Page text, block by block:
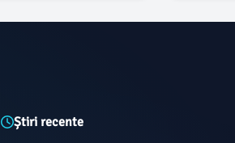
Știri recente